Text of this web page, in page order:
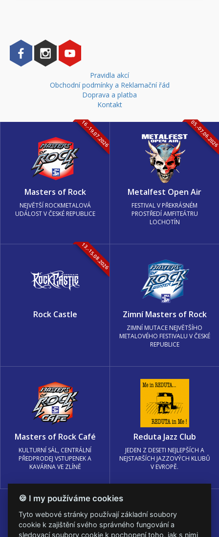
Pravidla akcí
Obchodní podmínky a Reklamační řád
Doprava a platba
Kontakt
16.-19.07.2026
Masters of Rock
NEJVĚTŠÍ ROCKMETALOVÁ
UDÁLOST V ČESKÉ REPUBLICE
05.-
Metalfest Open Air
FESTIVAL V PŘEKRÁSNÉM
PROSTŘEDÍ AMFITEÁTRU
LOCHOTÍN
13.-15.08.2026
Rock Castle Zimní Masters of Rock
ZIMNÍ MUTACE NEJVĚTŠÍHO
METALOVÉHO FESTIVALU V ČESKÉ
REPUBLICE
Masters of Rock Café
KULTURNÍ SÁL, CENTRÁLNÍ
PŘEDPRODEJ VSTUPENEK A
KAVÁRNA VE ZLÍNĚ
Reduta Jazz Club
JEDEN Z DESETI NEJLEPŠÍCH A
NEJSTARŠÍCH JAZZOVÝCH KLUBŮ
V EVROPĚ.
🍪 I my používáme cookies
Tyto webové stránky používají základní soubory
cookie k zajištění svého správného fungování a
sledovací soubory cookie k pochopení toho, jak s nimi